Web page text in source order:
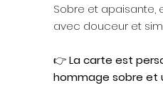
Sobre et apaisante,
avec douceur et
👉La carte est
hommage sobre et